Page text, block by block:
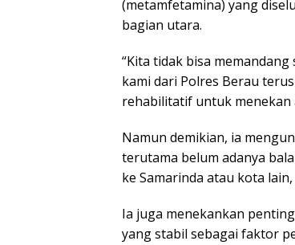
(metamfetamina) yang
bagian utara.
“Kita tidak bisa
kami dari Polres Berau
rehabilitatif untuk menekan
Namun demikian, ia
terutama belum adanya
ke Samarinda atau kota
Ia juga menekankan
yang stabil sebagai faktor